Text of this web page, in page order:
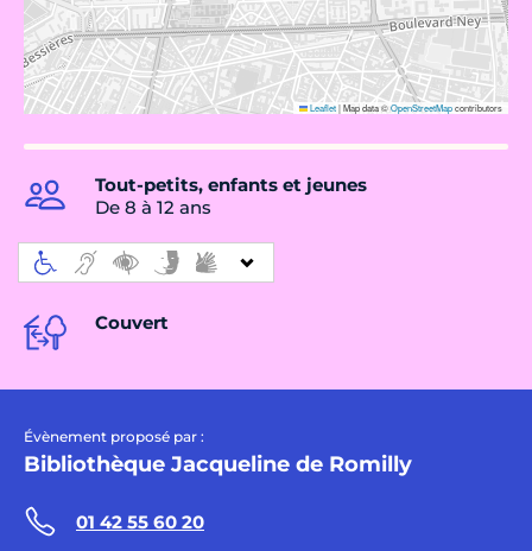
Leaflet|Map data ©OpenStreetMapcontributors
Tout-petits, enfants et jeunes
De 8 à 12 ans
Couvert
Évènement proposé par :
Bibliothèque Jacqueline de Romilly
01 42 55 60 20